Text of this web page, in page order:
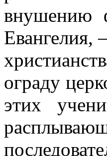
внушению
Евангелия,
ограду
этих